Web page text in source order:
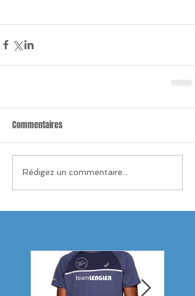
Commentaires
Rédigez un commentaire...